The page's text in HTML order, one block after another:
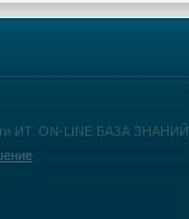
ИТ. ON-LINE БАЗА ЗНАНИЙ.